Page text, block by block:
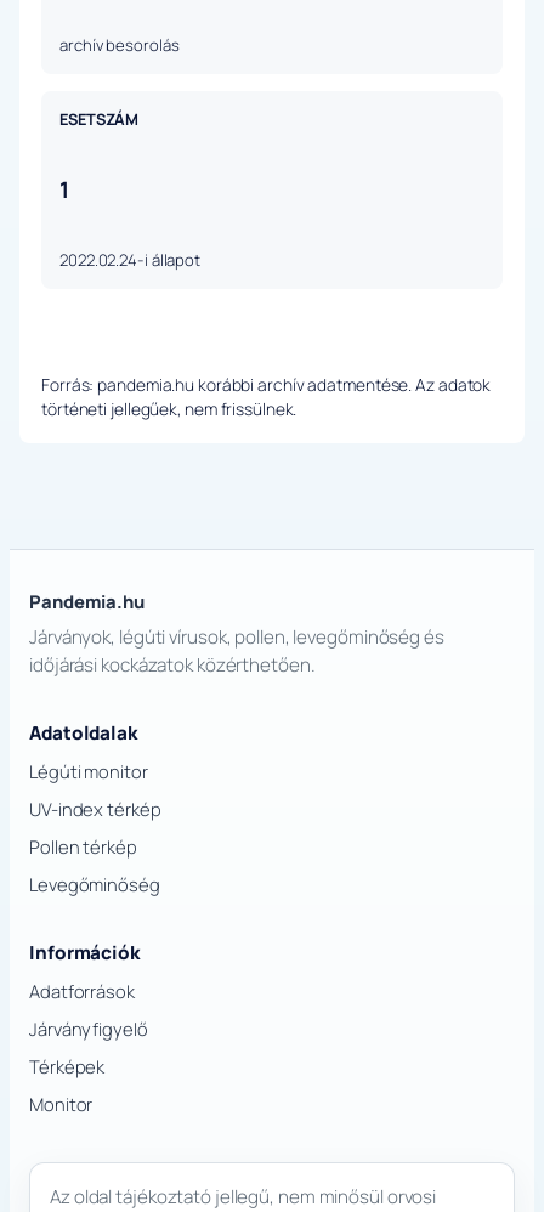
archív besorolás
ESETSZÁM
1
2022.02.24-i állapot
Forrás: pandemia.hu korábbi archív adatmentése. Az adatok
történeti jellegűek, nem frissülnek.
Pandemia.hu
Járványok, légúti vírusok, pollen, levegőminőség és
időjárási kockázatok közérthetően.
Adatoldalak
Légúti monitor
UV-index térkép
Pollen térkép
Levegőminőség
Információk
Adatforrások
Járványfigyelő
Térképek
Monitor
Az oldal tájékoztató jellegű, nem minősül orvosi